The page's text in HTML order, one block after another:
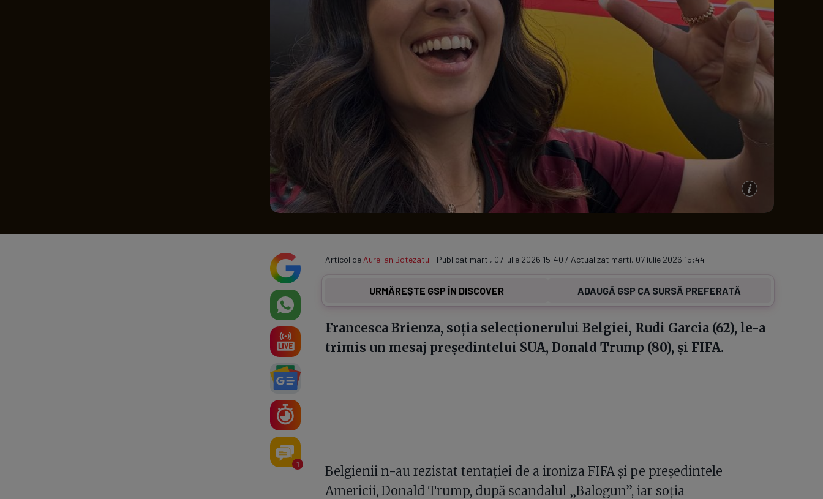
Serie A
Echipe Clasament
Program TV
1
Articol de Aurelian Botezatu - Publicat marti, 07 iulie 2026 15:40 / Actualizat marti, 07 iulie 2026 15:44
URMĂREȘTE GSP ÎN DISCOVER ADAUGĂ GSP CA SURSĂ PREFERATĂ
Francesca Brienza, soția selecționerului Belgiei, Rudi Garcia (62), le-a
trimis un mesaj președintelui SUA, Donald Trump (80), și FIFA.
Belgienii n-au rezistat tentației de a ironiza FIFA și pe președintele
Americii, Donald Trump, după scandalul „Balogun”, iar soția